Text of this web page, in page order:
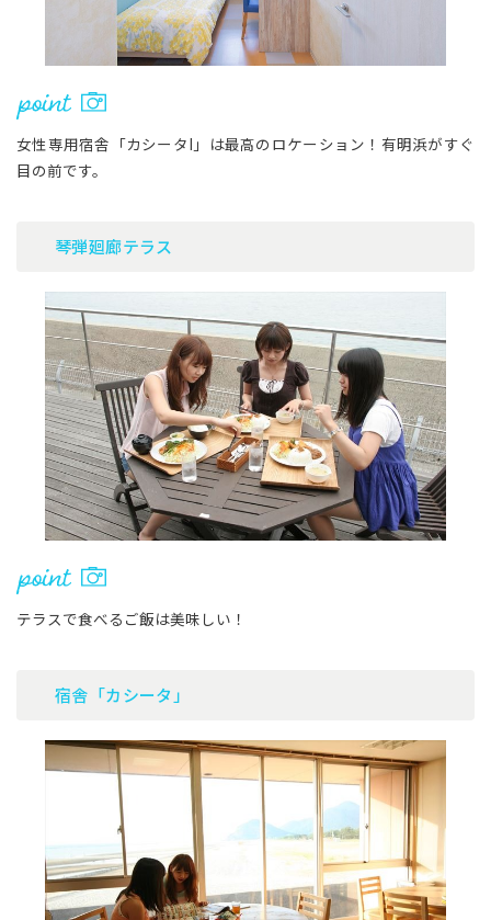
女性専用宿舎「カシータI」は最高のロケーション！有明浜がすぐ
目の前です。
琴弾廻廊テラス
テラスで食べるご飯は美味しい！
宿舎「カシータ」